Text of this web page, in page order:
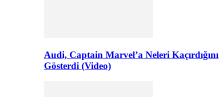
Audi, Captain Marvel’a Neleri Kaçırdığını
Gösterdi (Video)